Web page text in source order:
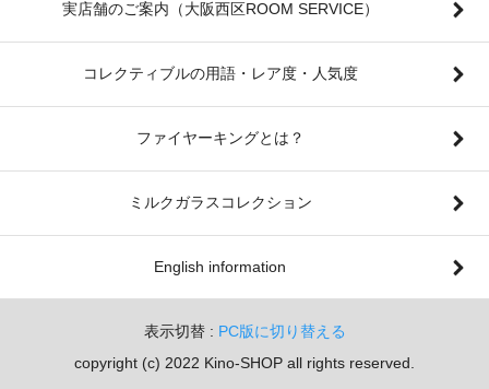
実店舗のご案内（大阪西区ROOM SERVICE）
コレクティブルの用語・レア度・人気度
ファイヤーキングとは？
ミルクガラスコレクション
English information
表示切替 : PC版に切り替える
copyright (c) 2022 Kino-SHOP all rights reserved.